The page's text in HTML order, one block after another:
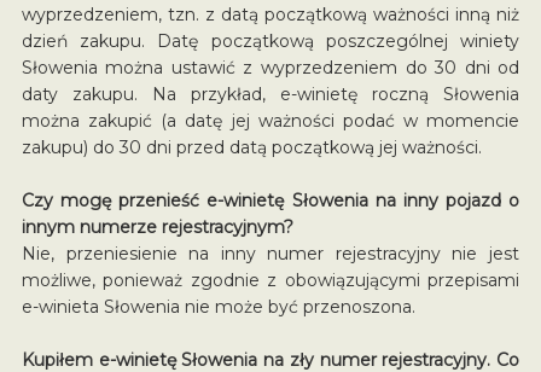
wyprzedzeniem, tzn. z datą początkową ważności inną niż
dzień zakupu. Datę początkową poszczególnej winiety
Słowenia można ustawić z wyprzedzeniem do 30 dni od
daty zakupu. Na przykład, e-winietę roczną Słowenia
można zakupić (a datę jej ważności podać w momencie
zakupu) do 30 dni przed datą początkową jej ważności.
Czy mogę przenieść e-winietę Słowenia na inny pojazd o
innym numerze rejestracyjnym?
Nie, przeniesienie na inny numer rejestracyjny nie jest
możliwe, ponieważ zgodnie z obowiązującymi przepisami
e-winieta Słowenia nie może być przenoszona.
Kupiłem e-winietę Słowenia na zły numer rejestracyjny. Co